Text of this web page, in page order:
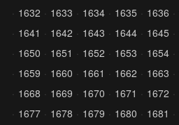
1632
1633 1634 1635 1636
1641
1642 1643 1644 1645
1650
1651 1652 1653 1654
1659
1660 1661 1662 1663
1668
1669 1670 1671 1672
1677
1678 1679 1680 1681